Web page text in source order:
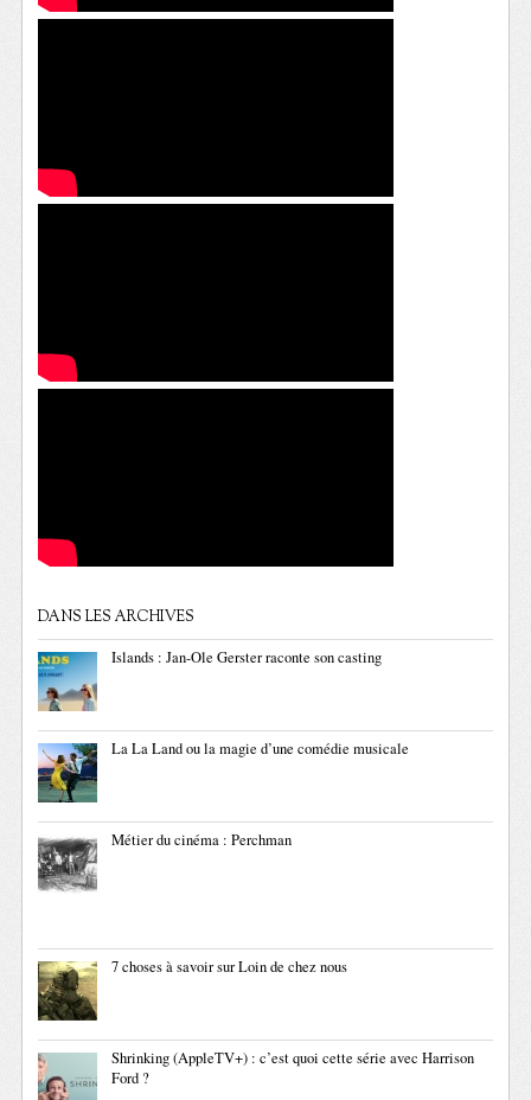
DANS LES ARCHIVES
Islands : Jan-Ole Gerster raconte son casting
La La Land ou la magie d’une comédie musicale
Métier du cinéma : Perchman
7 choses à savoir sur Loin de chez nous
Shrinking (AppleTV+) : c’est quoi cette série avec Harrison
Ford ?